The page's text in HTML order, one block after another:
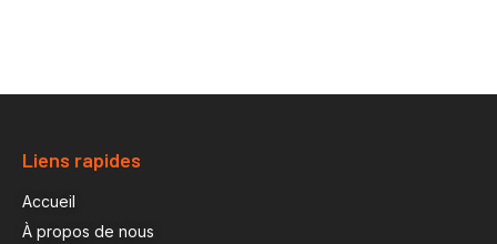
Liens rapides
Accueil
À propos de nous